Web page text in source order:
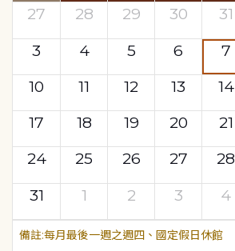
27 28 29 30 31
3
4 5 6 7
10
11 12 13 14
17
18 19 20 21
24
25 26 27 28
31
1 2 3 4
每月最後一週之週四、國定假日休館